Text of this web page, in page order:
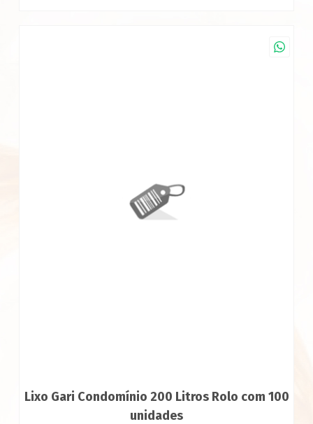
Lixo Gari Condomínio 200 Litros Rolo com 100
unidades